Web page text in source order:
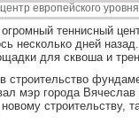
теннисный
несколько дней
для сквоша и
строительство
мэр города
строительству,